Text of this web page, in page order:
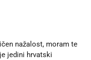
nažalost, moram te
jedini hrvatski